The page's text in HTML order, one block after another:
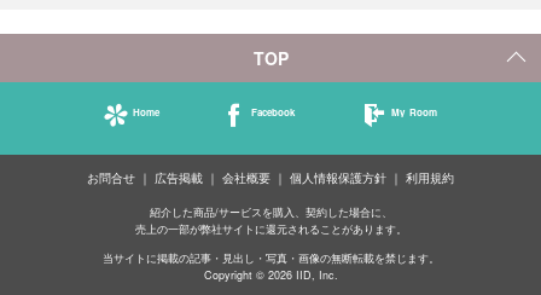
TOP
Home Facebook My Room
お問合せ 広告掲載 会社概要 個人情報保護方針 利用規約
紹介した商品/サービスを購入、契約した場合に、
売上の一部が弊社サイトに還元されることがあります。
当サイトに掲載の記事・見出し・写真・画像の無断転載を禁じます。
Copyright © 2026 IID, Inc.